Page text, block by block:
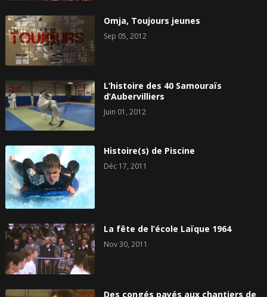
Omja, Toujours jeunes
Sep 05, 2012
L’histoire des 40 Samouraïs
d’Aubervilliers
Juin 01, 2012
Histoire(s) de Piscine
Déc 17, 2011
La fête de l’école Laïque 1964
Nov 30, 2011
Des congés payés aux chantiers de